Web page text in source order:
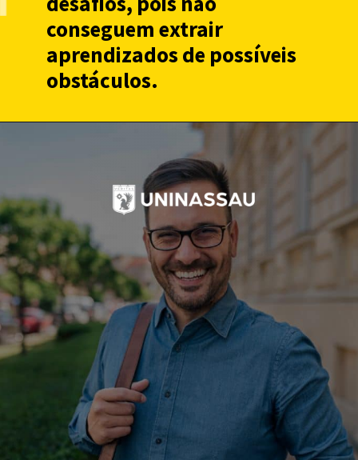
conseguem extrair
aprendizados de possíveis
obstáculos.